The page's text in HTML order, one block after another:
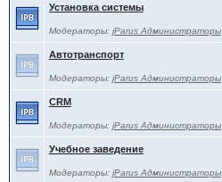
Установка системы
Модераторы: jParus Администраторы
Автотранспорт
Модераторы: jParus Администраторы
CRM
Модераторы: jParus Администраторы
Учебное заведение
Модераторы: jParus Администраторы